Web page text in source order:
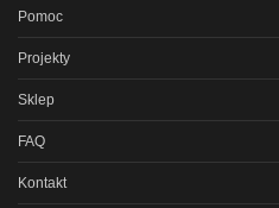
Pomoc
Projekty
Sklep
FAQ
Kontakt